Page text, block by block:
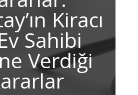
Kiracı
Sahibi
Verdiği